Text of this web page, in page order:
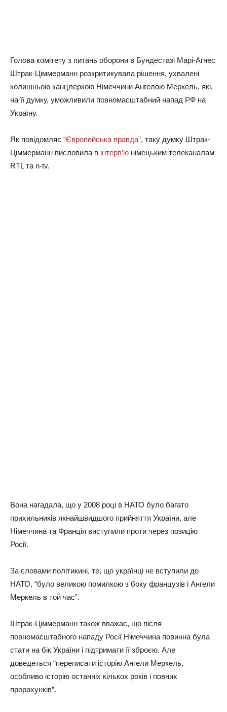
Голова комітету з питань оборони в Бундестазі Марі-Агнес
Штрак-Ціммерманн розкритикувала рішення, ухвалені
колишньою канцлеркою Німеччини Ангелою Меркель, які,
на її думку, уможливили повномасштабний напад РФ на
Україну.
Як повідомляє “Європейська правда”, таку думку Штрак-
Ціммерманн висловила в інтерв’ю німецьким телеканалам
RTL та n-tv.
Вона нагадала, що у 2008 році в НАТО було багато
прихильників якнайшвидшого прийняття України, але
Німеччина та Франція виступили проти через позицію
Росії.
За словами політикині, те, що українці не вступили до
НАТО, “було великою помилкою з боку французів і Ангели
Меркель в той час”.
Штрак-Ціммерманн також вважає, що після
повномасштабного нападу Росії Німеччина повинна була
стати на бік України і підтримати її зброєю. Але
доведеться “переписати історію Ангели Меркель,
особливо історію останніх кількох років і повних
прорахунків”.